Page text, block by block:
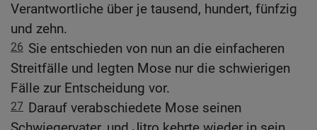
Verantwortliche über je tausend, hundert, fünfzig
und zehn.
26 Sie entschieden von nun an die einfacheren
Streitfälle und legten Mose nur die schwierigen
Fälle zur Entscheidung vor.
27 Darauf verabschiedete Mose seinen